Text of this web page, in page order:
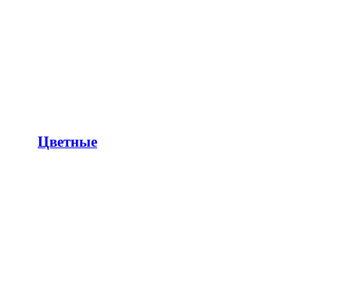
Цветные